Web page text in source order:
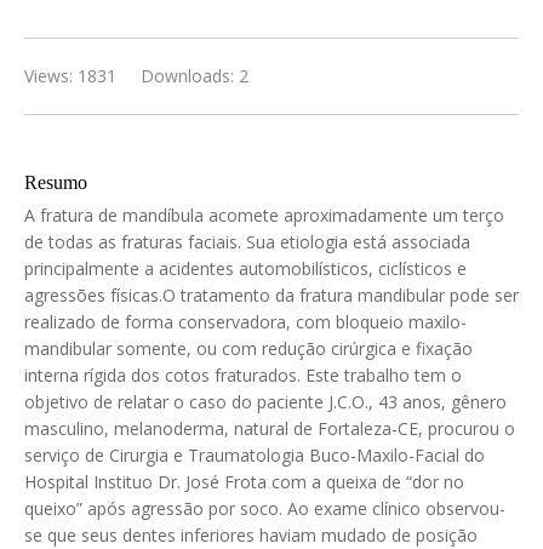
Downloads: 2
Views: 1831
Resumo
A fratura de mandíbula acomete aproximadamente um terço
de todas as fraturas faciais. Sua etiologia está associada
principalmente a acidentes automobilísticos, ciclísticos e
agressões físicas.O tratamento da fratura mandibular pode ser
realizado de forma conservadora, com bloqueio maxilo-
mandibular somente, ou com redução cirúrgica e fixação
interna rígida dos cotos fraturados. Este trabalho tem o
objetivo de relatar o caso do paciente J.C.O., 43 anos, gênero
masculino, melanoderma, natural de Fortaleza-CE, procurou o
serviço de Cirurgia e Traumatologia Buco-Maxilo-Facial do
Hospital Instituo Dr. José Frota com a queixa de “dor no
queixo” após agressão por soco. Ao exame clínico observou-
se que seus dentes inferiores haviam mudado de posição